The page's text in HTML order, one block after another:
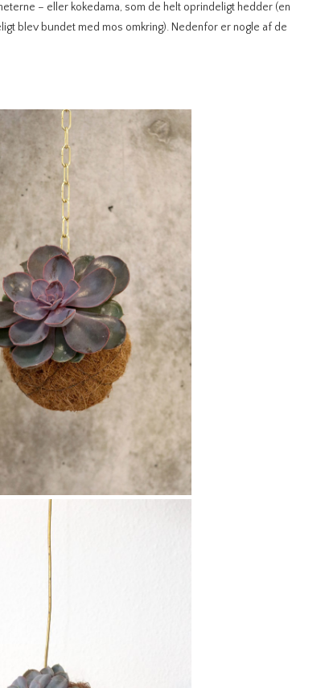
– eller kokedama, som de helt oprindeligt hedder (en
blev bundet med mos omkring). Nedenfor er nogle af de